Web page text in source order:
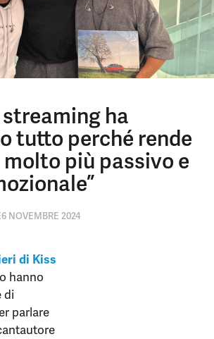
streaming ha
tutto perché rende
molto più passivo e
6 NOVEMBRE 2024
di Kiss
hanno
di
parlare